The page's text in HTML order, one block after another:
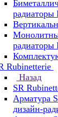
радиаторы
радиаторы
Rubinetterie
Назад
SR
Арматура
дизайн-